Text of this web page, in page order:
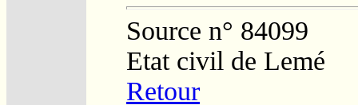
Source n° 84099
Etat civil de Lemé
Retour